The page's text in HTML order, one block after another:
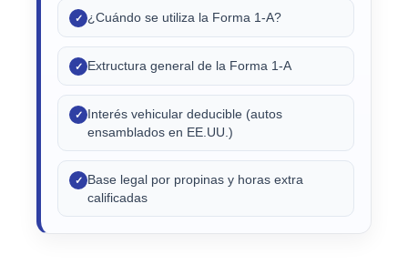
✓ ¿Cuándo se utiliza la Forma 1-A?
✓ Extructura general de la Forma 1-A
✓ Interés vehicular deducible (autos
ensamblados en EE.UU.)
✓ Base legal por propinas y horas extra
calificadas